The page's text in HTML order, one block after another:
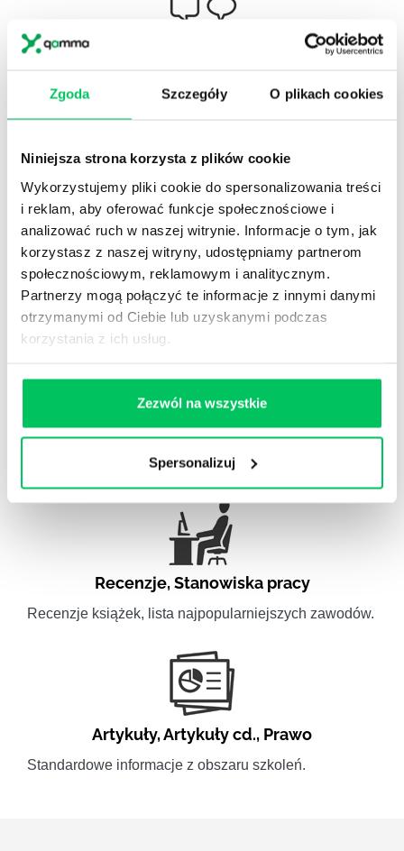
Zgoda Szczegóły O plikach cookies
Niniejsza strona korzysta z plików cookie
Wykorzystujemy pliki cookie do spersonalizowania treści
i reklam, aby oferować funkcje społecznościowe i
analizować ruch w naszej witrynie. Informacje o tym, jak
korzystasz z naszej witryny, udostępniamy partnerom
społecznościowym, reklamowym i analitycznym.
Partnerzy mogą połączyć te informacje z innymi danymi
otrzymanymi od Ciebie lub uzyskanymi podczas
korzystania z ich usług.
Zezwól na wszystkie
Spersonalizuj
Artykuły eksperckie
Artykuły związane ze szkoleniami eksperckimi.
Video
WikiGamma w formacie video.
Recenzje,Stanowiska pracy
Recenzje książek, lista najpopularniejszych zawodów.
Artykuły,Artykuły cd., Prawo
Standardowe informacje z obszaru szkoleń.